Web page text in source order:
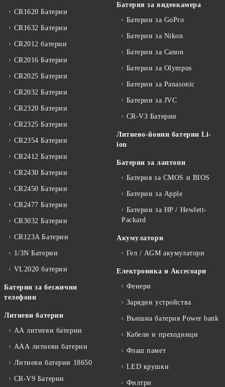
CR1620 Батерии
CR1632 Батерии
CR2012 батерии
CR2016 Батерии
CR2025 Батерии
CR2032 Батерии
CR2320 Батерии
CR2325 Батерии
CR2354 Батерии
CR2412 Батерии
CR2430 Батерии
CR2450 Батерии
CR2477 Батерии
CR3032 Батерии
CR123A Батерии
1/3N Батерии
VL2020 батерии
Батерии за безжични
телефони
Литиеви батерии
АА литиеви батерии
ААА литиеви батерии
Литиеви батерии 18650
CR-V9 Батерии
Батерия за видеокамера
Батерии за GoPro
Батерии за Nikon
Батерии за Canon
Батерии за Olympus
Батерии за Panasonic
Батерии за JVC
CR-V3 Батерии
Литиево-йонни батерии Li-
ion
Батерии за лаптопи
Батерия за CMOS и BIOS
Батерии за Apple
Батерии за HP / Hewlett-
Packard
Акумулатори
Гел / AGM акумулатори
Електроника и Аксесоари
Фенери
Зарядни устройства
Външна батерия Power bank
Кабели и преходници
Флаш памет
LED крушки
Филтри